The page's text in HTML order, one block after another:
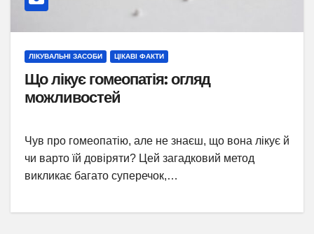
ЛІКУВАЛЬНІ ЗАСОБИ ЦІКАВІ ФАКТИ
Що лікує гомеопатія: огляд
можливостей
Чув про гомеопатію, але не знаєш, що вона лікує й
чи варто їй довіряти? Цей загадковий метод
викликає багато суперечок,…